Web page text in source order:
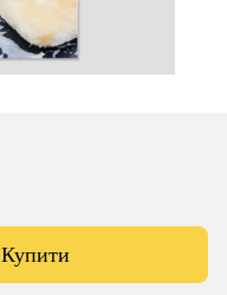
Купити